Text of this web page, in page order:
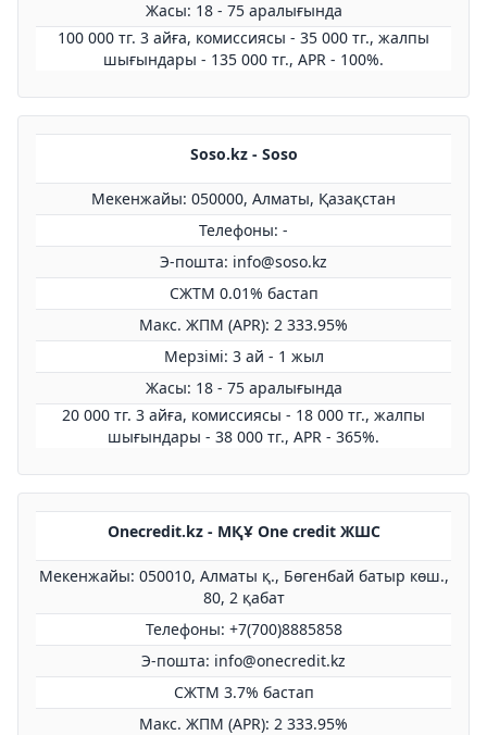
Жасы: 18 - 75 аралығында
100 000 тг. 3 айға, комиссиясы - 35 000 тг., жалпы
шығындары - 135 000 тг., APR - 100%.
Soso.kz - Soso
Мекенжайы: 050000, Алматы, Қазақстан
Телефоны: -
Э-пошта: info@soso.kz
СЖТМ 0.01% бастап
Макс. ЖПМ (APR): 2 333.95%
Мерзімі: 3 ай - 1 жыл
Жасы: 18 - 75 аралығында
20 000 тг. 3 айға, комиссиясы - 18 000 тг., жалпы
шығындары - 38 000 тг., APR - 365%.
Onecredit.kz - МҚҰ One credit ЖШС
Мекенжайы: 050010, Алматы қ., Бөгенбай батыр көш.,
80, 2 қабат
Телефоны: +7(700)8885858
Э-пошта: info@onecredit.kz
СЖТМ 3.7% бастап
Макс. ЖПМ (APR): 2 333.95%